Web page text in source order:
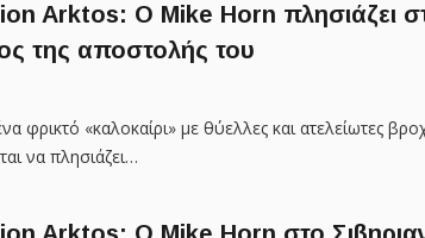
Arktos: Ο Mike Horn πλησιάζει
της αποστολής του
φρικτό «καλοκαίρι» με θύελλες και ατελείωτες
να πλησιάζει…